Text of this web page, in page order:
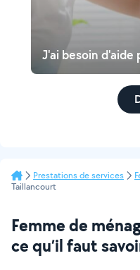
J'ai besoin d'aide
Prestations de services
Taillancourt
Femme de
ce qu’il faut